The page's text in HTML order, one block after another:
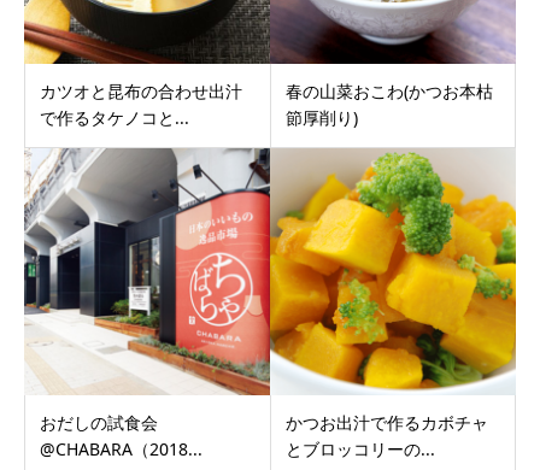
カツオと昆布の合わせ出汁
で作るタケノコと...
春の山菜おこわ(かつお本枯
節厚削り)
おだしの試食会
@CHABARA（2018...
かつお出汁で作るカボチャ
とブロッコリーの...